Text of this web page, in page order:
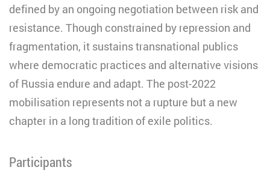
defined by an ongoing negotiation between risk and
resistance. Though constrained by repression and
fragmentation, it sustains transnational publics
where democratic practices and alternative visions
of Russia endure and adapt. The post-2022
mobilisation represents not a rupture but a new
chapter in a long tradition of exile politics.
Participants